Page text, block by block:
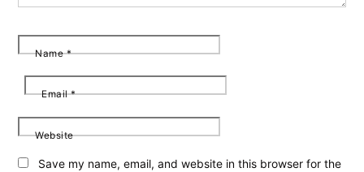
Name*
Email*
Website
Save my name, email, and website in this browser for the